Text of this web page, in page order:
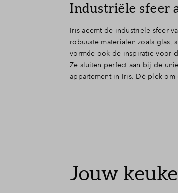
Industriële sfeer
Iris ademt de industriële sfeer
robuuste materialen zoals glas,
vormde ook de inspiratie voor
Ze sluiten perfect aan bij de
appartement in Iris. Dé plek om
Jouw